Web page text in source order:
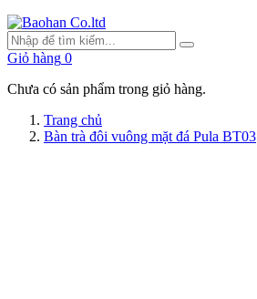
Giỏ hàng 0
Chưa có sản phẩm trong giỏ hàng.
Trang chủ
Bàn trà đôi vuông mặt đá Pula BT03